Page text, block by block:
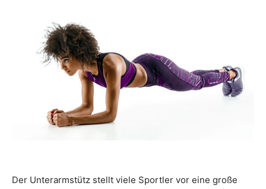
Der Unterarmstütz stellt viele Sportler vor eine große